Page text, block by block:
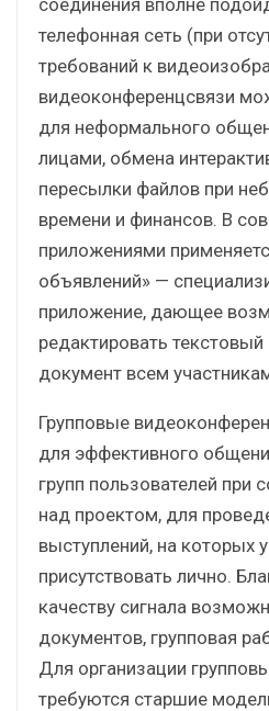
телефонная сеть (при
требований к
видеоконференцсвязи
для неформального
лицами, обмена
пересылки файлов при
времени и финансов. В
приложениями
объявлений» —
приложение, дающее
редактировать
документ всем
Групповые
для эффективного
групп пользователей при
над проектом, для
выступлений, на которых
присутствовать лично.
качеству сигнала
документов, групповая
Для организации
требуются старшие